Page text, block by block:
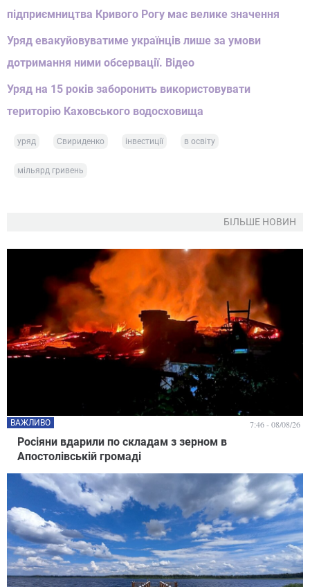
підприємництва Кривого Рогу має велике значення
Уряд евакуйовуватиме українців лише за умови
дотримання ними обсервації. Відео
Уряд на 15 років заборонить використовувати
територію Каховського водосховища
уряд Свириденко інвестиції в освіту
мільярд гривень
БІЛЬШЕ НОВИН
Росіяни вдарили по складам з зерном в
Апостолівській громаді
ВАЖЛИВО 7:46 - 08/08/26